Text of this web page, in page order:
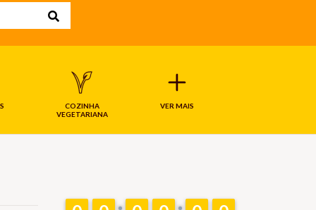
COZINHA
VEGETARIANA
VER MAIS